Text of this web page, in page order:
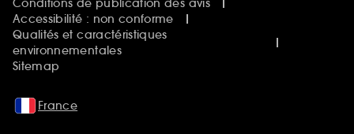
Conditions de publication des avis
Accessibilité : non conforme
Qualités et caractéristiques
environnementales
Sitemap
France